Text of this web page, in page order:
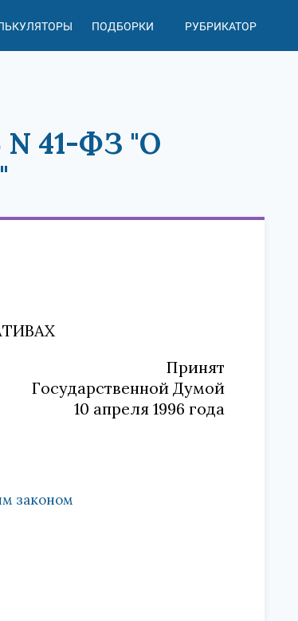
ПОДБОРКИ РУБРИКАТОР
N 41-ФЗ "О
Принят
Государственной Думой
10 апреля 1996 года
законом